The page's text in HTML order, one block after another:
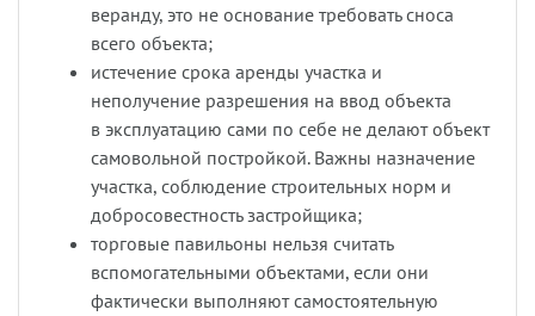
веранду, это не основание требовать сноса
всего объекта;
истечение срока аренды участка и
неполучение разрешения на ввод объекта
в эксплуатацию сами по себе не делают объект
самовольной постройкой. Важны назначение
участка, соблюдение строительных норм и
добросовестность застройщика;
торговые павильоны нельзя считать
вспомогательными объектами, если они
фактически выполняют самостоятельную